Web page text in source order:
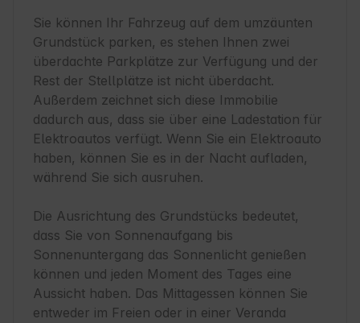
Sie können Ihr Fahrzeug auf dem umzäunten
Grundstück parken, es stehen Ihnen zwei
überdachte Parkplätze zur Verfügung und der
Rest der Stellplätze ist nicht überdacht.
Außerdem zeichnet sich diese Immobilie
dadurch aus, dass sie über eine Ladestation für
Elektroautos verfügt. Wenn Sie ein Elektroauto
haben, können Sie es in der Nacht aufladen,
während Sie sich ausruhen.
Die Ausrichtung des Grundstücks bedeutet,
dass Sie von Sonnenaufgang bis
Sonnenuntergang das Sonnenlicht genießen
können und jeden Moment des Tages eine
Aussicht haben. Das Mittagessen können Sie
entweder im Freien oder in einer Veranda